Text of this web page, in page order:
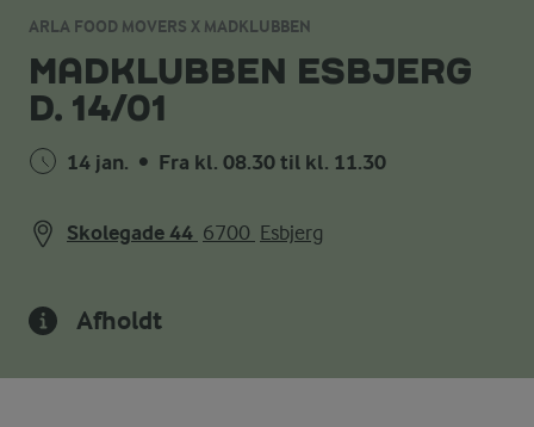
ARLA FOOD MOVERS X MADKLUBBEN
MADKLUBBEN ESBJERG
D. 14/01
14 jan. • Fra kl. 08.30 til kl. 11.30
Skolegade 44 6700 Esbjerg
Afholdt